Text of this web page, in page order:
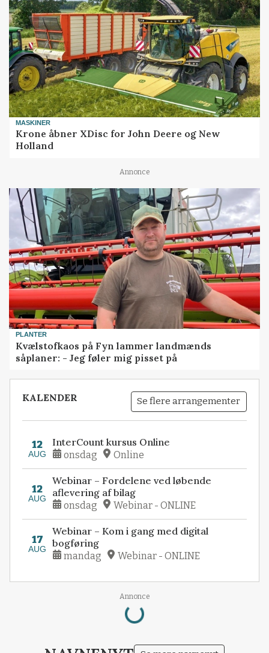
MASKINER
Krone åbner XDisc for John Deere og New
Holland
Annonce
PLANTER
Kvælstofkaos på Fyn lammer landmænds
såplaner: - Jeg føler mig pisset på
KALENDER Se flere arrangementer
12
AUG
InterCount kursus Online
onsdag Online
12
AUG
Webinar – Fordelene ved løbende
aflevering af bilag
onsdag Webinar - ONLINE
17
AUG
Webinar – Kom i gang med digital
bogføring
mandag Webinar - ONLINE
Annonce
Loading...